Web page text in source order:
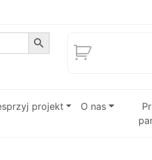
Search Button
projekt O nas